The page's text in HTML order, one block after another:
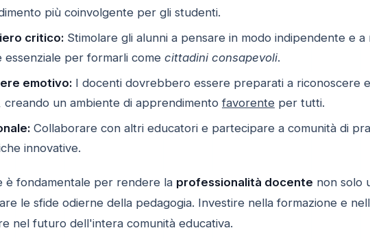
più coinvolgente per gli studenti.
critico:Stimolare gli alunni a pensare in modo indipendente e a
essenziale per formarli come cittadini consapevoli.
emotivo:I docenti dovrebbero essere preparati a riconoscere
un ambiente di apprendimento favorenteper tutti.
Collaborare con altri educatori e partecipare a comunità di
innovative.
è fondamentale per rendere la professionalità docente non solo
le sfide odierne della pedagogia. Investire nella formazione e
nel futuro dell'intera comunità educativa.